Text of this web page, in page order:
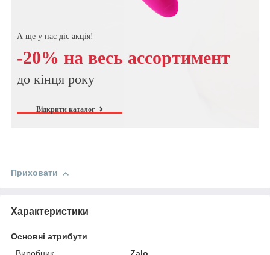
А ще у нас діє акція!
-20% на весь ассортимент
до кінця року
Відкрити каталог
Приховати
Характеристики
Основні атрибути